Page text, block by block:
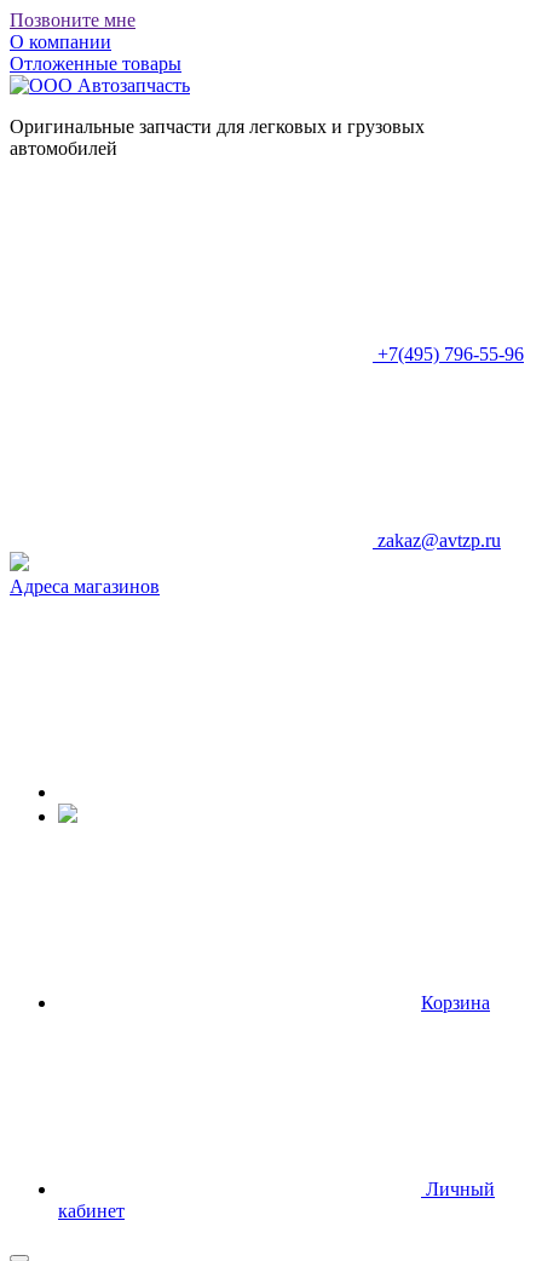
Позвоните мне
О компании
Отложенные товары
Оригинальные запчасти для легковых и грузовых
автомобилей
+7(495) 796-55-96
zakaz@avtzp.ru
Адреса магазинов
Корзина
Личный
кабинет